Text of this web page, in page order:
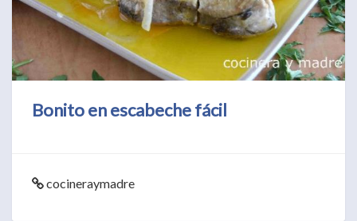
Bonito en escabeche fácil
cocineraymadre